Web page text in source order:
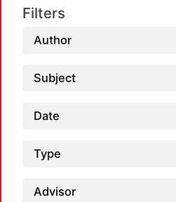
Filters
Author
Subject
Date
Type
Advisor